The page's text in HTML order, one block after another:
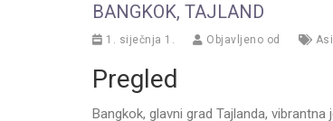
BANGKOK, TAJLAND
1. siječnja 1. Objavljeno od
Pregled
Bangkok, glavni grad Tajlanda,